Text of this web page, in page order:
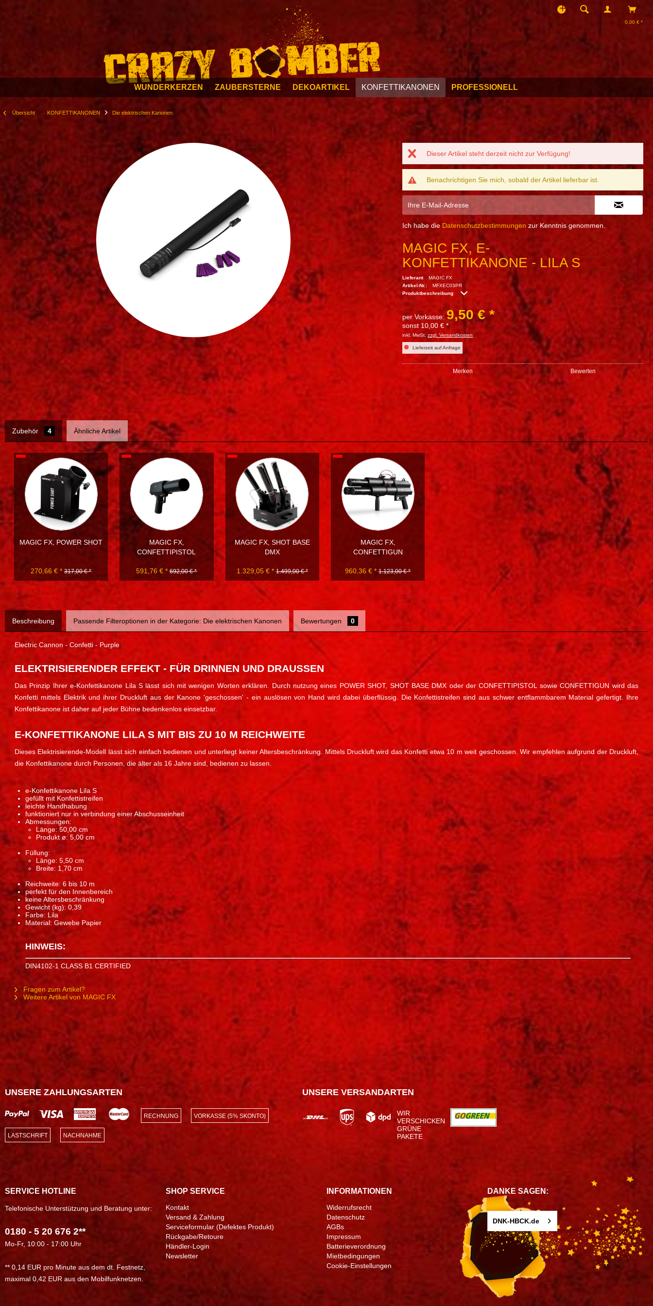
0,00 € *
WUNDERKERZEN ZAUBERSTERNE DEKOARTIKEL KONFETTIKANONEN PROFESSIONELL
Übersicht KONFETTIKANONEN Die elektrischen Kanonen
Dieser Artikel steht derzeit nicht zur Verfügung!
Benachrichtigen Sie mich, sobald der Artikel lieferbar ist.
Ich habe dieDatenschutzbestimmungen zur Kenntnis genommen.
MAGIC FX, E-
KONFETTIKANONE - LILA S
Lieferant
MAGIC FX
Artikel-Nr.:
MFXEC03PR
Produktbeschreibung
per Vorkasse: 9,50 € *
sonst 10,00 € *
inkl. MwSt.zzgl. Versandkosten
Lieferzeit auf Anfrage
Merken Bewerten
Zubehör 4 Ähnliche Artikel
MAGIC FX, POWER SHOT
270,66 € * 317,00 € *
MAGIC FX,
CONFETTIPISTOL
591,76 € * 692,00 € *
MAGIC FX, SHOT BASE
DMX
1.329,05 € * 1.499,00 € *
MAGIC FX,
CONFETTIGUN
960,36 € * 1.123,00 € *
Beschreibung Passende Filteroptionen in der Kategorie: Die elektrischen Kanonen Bewertungen 0
Electric Cannon - Confetti - Purple
ELEKTRISIERENDER EFFEKT - FÜR DRINNEN UND DRAUSSEN
Das Prinzip Ihrer e-Konfettikanone Lila S lässt sich mit wenigen Worten erklären. Durch nutzung eines POWER SHOT, SHOT BASE DMX oder der CONFETTIPISTOL sowie CONFETTIGUN wird das
Konfetti mittels Elektrik und ihrer Druckluft aus der Kanone 'geschossen' - ein auslösen von Hand wird dabei überflüssig. Die Konfettistreifen sind aus schwer entflammbarem Material gefertigt. Ihre
Konfettikanone ist daher auf jeder Bühne bedenkenlos einsetzbar.
E-KONFETTIKANONE LILA S MIT BIS ZU 10 M REICHWEITE
Dieses Elektrisierende-Modell lässt sich einfach bedienen und unterliegt keiner Altersbeschränkung. Mittels Druckluft wird das Konfetti etwa 10 m weit geschossen. Wir empfehlen aufgrund der Druckluft,
die Konfettikanone durch Personen, die älter als 16 Jahre sind, bedienen zu lassen.
e-Konfettikanone Lila S
gefüllt mit Konfettistreifen
leichte Handhabung
funktioniert nur in verbindung einer Abschusseinheit
Abmessungen:
Länge: 50,00 cm
Produkt ø: 5,00 cm
Füllung:
Länge: 5,50 cm
Breite: 1,70 cm
Reichweite: 6 bis 10 m
perfekt für den Innenbereich
keine Altersbeschränkung
Gewicht (kg): 0,39
Farbe: Lila
Material: Gewebe Papier
HINWEIS:
DIN4102-1 CLASS B1 CERTIFIED
Fragen zum Artikel?
Weitere Artikel von MAGIC FX
UNSERE ZAHLUNGSARTEN
RECHNUNG VORKASSE (5% SKONTO)
LASTSCHRIFT NACHNAHME
UNSERE VERSANDARTEN
WIR
VERSCHICKEN
GRÜNE
PAKETE
SERVICE HOTLINE
Telefonische Unterstützung und Beratung unter:
0180 - 5 20 676 2**
Mo-Fr, 10:00 - 17:00 Uhr
** 0,14 EUR pro Minute aus dem dt. Festnetz,
maximal 0,42 EUR aus den Mobilfunknetzen.
SHOP SERVICE
Kontakt
Versand & Zahlung
Serviceformular (Defektes Produkt)
Rückgabe/Retoure
Händler-Login
Newsletter
INFORMATIONEN
Widerrufsrecht
Datenschutz
AGBs
Impressum
Batterieverordnung
Mietbedingungen
Cookie-Einstellungen
DANKE SAGEN:
DNK-HBCK.de